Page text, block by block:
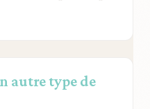
autre type de